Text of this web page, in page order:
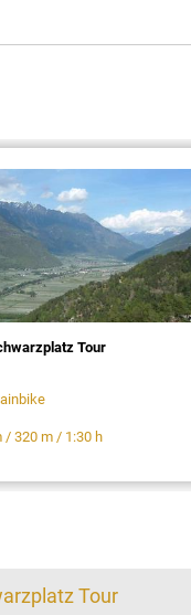
Tour
/ 320 m / 1:30 h
Tour